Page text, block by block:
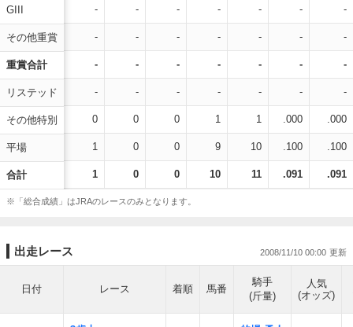
GIII
その他重賞
重賞合計
リステッド
その他特別
平場
合計
- - - - - - -
- - - - - - -
- - - - - - -
- - - - - - -
0 0 0 1 1 .000 .000
1 0 0 9 10 .100 .100
1 0 0 10 11 .091 .091
※「総合成績」はJRAのレースのみとなります。
出走レース 2008/11/10 00:00
日付 レース 着順 馬番
騎手
(斤量)
人気
(オッズ)